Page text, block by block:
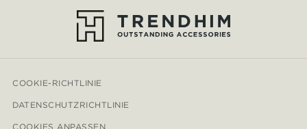
COOKIE-RICHTLINIE
DATENSCHUTZRICHTLINIE
COOKIES ANPASSEN